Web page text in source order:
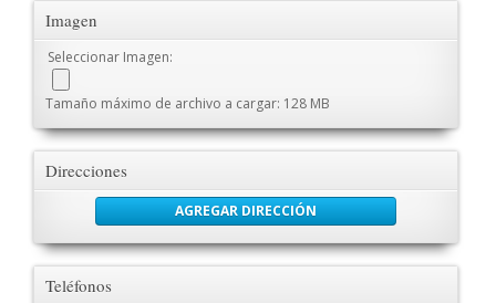
Imagen
Seleccionar Imagen:
Tamaño máximo de archivo a cargar: 128 MB
Direcciones
AGREGAR DIRECCIÓN
Teléfonos